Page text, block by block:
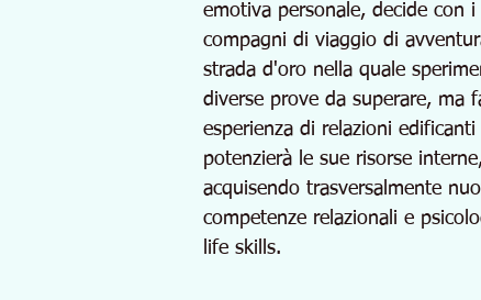
emotiva personale, decide con i
compagni di viaggio di
strada d'oro nella quale
diverse prove da superare, ma
esperienza di relazioni
potenzierà le sue risorse
acquisendo trasversalmente
competenze relazionali e
life skills.